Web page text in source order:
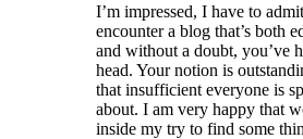
I’m impressed, I have to
encounter a blog that’s both
and without a doubt, you’ve
head. Your notion is
that insufficient everyone is
about. I am very happy that
inside my try to find some